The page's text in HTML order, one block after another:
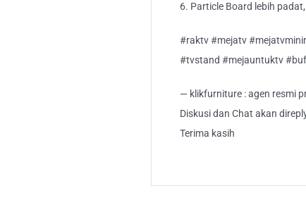
6. Particle Board lebih
#raktv #mejatv
#tvstand #mejauntuktv
— klikfurniture : agen resmi
Diskusi dan Chat akan
Terima kasih